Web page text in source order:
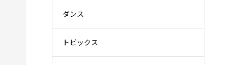
ダンス
トピックス